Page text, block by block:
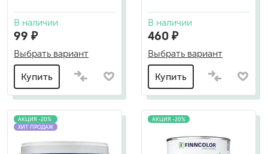
В наличии
99 ₽
Выбрать вариант
Купить
В наличии
460 ₽
Выбрать вариант
Купить
АКЦИЯ -20%
ХИТ ПРОДАЖ
АКЦИЯ -20%